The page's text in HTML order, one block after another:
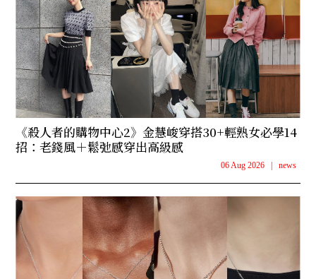
《殺人者的購物中心2》金慧峻穿搭30+輕熟女必學14
招：老錢風＋鬆弛感穿出高級感
06 Aug 2026 news